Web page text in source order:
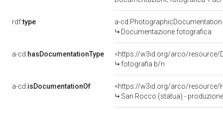
rdf:type
a-cd:PhotographicDocumentation
Documentazione fotografica
a-cd:hasDocumentationType
<https://w3id.org/arco/resource/
fotografia b/n
a-cd:isDocumentationOf
<https://w3id.org/arco/resource/
San Rocco (statua) -